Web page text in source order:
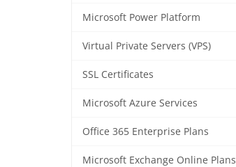
Microsoft Power Platform
Virtual Private Servers (VPS)
SSL Certificates
Microsoft Azure Services
Office 365 Enterprise Plans
Microsoft Exchange Online Plans